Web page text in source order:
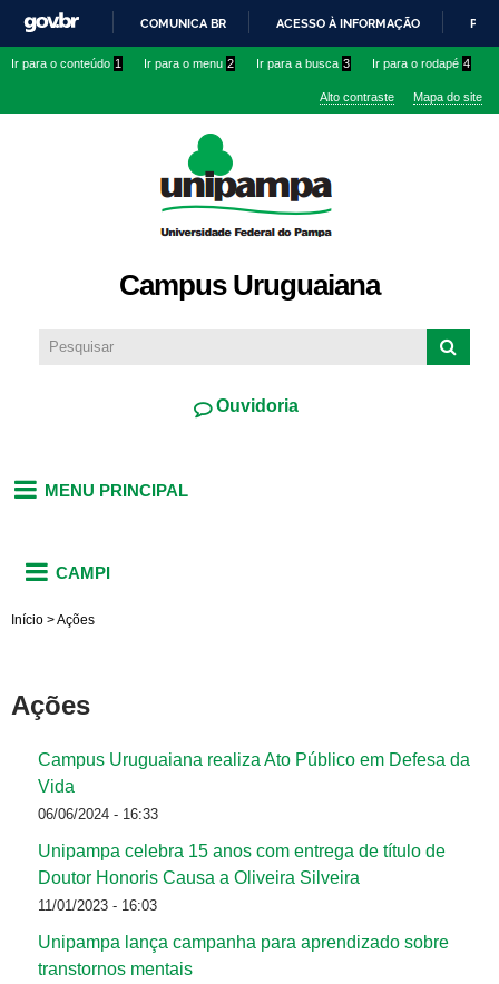
conteúdo
IR
O
COMUNICA BR ACESSO À INFORMAÇÃO
Ir para o conteúdo 1 Ir para o menu 2 Ir para a busca 3 Ir para o rodapé 4
Alto contraste Mapa do site
Campus Uruguaiana
Ouvidoria
MENU PRINCIPAL
CAMPI
Início >Ações
Ações
Campus Uruguaiana realiza Ato Público em Defesa da
Vida
06/06/2024 - 16:33
Unipampa celebra 15 anos com entrega de título de
Doutor Honoris Causa a Oliveira Silveira
11/01/2023 - 16:03
Unipampa lança campanha para aprendizado sobre
transtornos mentais